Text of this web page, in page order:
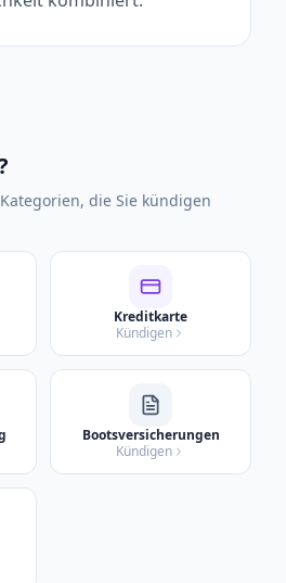
die Sie kündigen
Kreditkarte
Kündigen
Bootsversicherungen
Kündigen